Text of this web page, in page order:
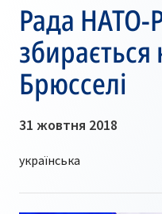
Рада НАТО-
збирається
Брюсселі
31 жовтня 2018